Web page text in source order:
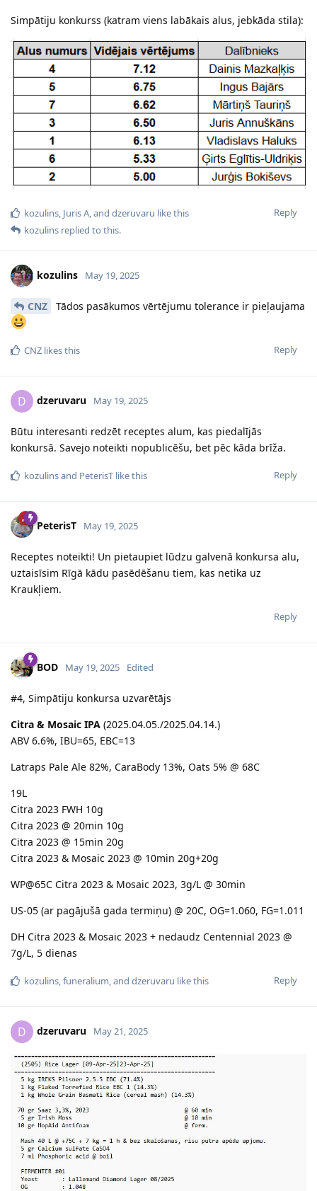
Simpātiju konkurss (katram viens labākais alus, jebkāda stila):
Reply
kozulins, Juris A, and dzeruvaru like this
kozulins replied to this.
kozulins May 19, 2025
CNZ Tādos pasākumos vērtējumu tolerance ir pieļaujama
Reply
CNZ likes this
D dzeruvaru May 19, 2025
Būtu interesanti redzēt receptes alum, kas piedalījās
konkursā. Savejo noteikti nopublicēšu, bet pēc kāda brīža.
Reply
kozulinsand PeterisT like this
PeterisT May 19, 2025
Receptes noteikti! Un pietaupiet lūdzu galvenā konkursa alu,
uztaisīsim Rīgā kādu pasēdēšanu tiem, kas netika uz
Kraukļiem.
Reply
BOD May 19, 2025 Edited
#4, Simpātiju konkursa uzvarētājs
Citra & Mosaic IPA (2025.04.05./2025.04.14.)
ABV 6.6%, IBU=65, EBC=13
Latraps Pale Ale 82%, CaraBody 13%, Oats 5% @ 68C
19L
Citra 2023 FWH 10g
Citra 2023 @ 20min 10g
Citra 2023 @ 15min 20g
Citra 2023 & Mosaic 2023 @ 10min 20g+20g
WP@65C Citra 2023 & Mosaic 2023, 3g/L @ 30min
US-05 (ar pagājušā gada termiņu) @ 20C, OG=1.060, FG=1.011
DH Citra 2023 & Mosaic 2023 + nedaudz Centennial 2023 @
7g/L, 5 dienas
Reply
kozulins,funeralium, and dzeruvaru like this
D dzeruvaru May 21, 2025